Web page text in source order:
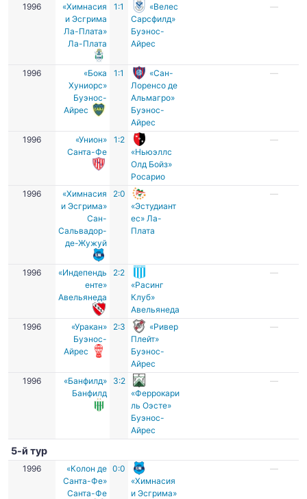
1996
«Химнасия
и Эсгрима
Ла-Плата»
Ла-Плата
1:1
«Велес
Сарсфилд»
Буэнос-
Айрес
—
1996
«Бока
Хуниорс»
Буэнос-
Айрес
1:1
«Сан-
Лоренсо де
Альмагро»
Буэнос-
Айрес
—
1996
«Унион»
Санта-Фе
1:2
«Ньюэллс
Олд Бойз»
Росарио
—
1996
«Химнасия
и Эсгрима»
Сан-
Сальвадор-
де-Жужуй
2:0
«Эстудиант
ес» Ла-
Плата
—
1996
«Индепендь
енте»
Авельянеда
2:2
«Расинг
Клуб»
Авельянеда
—
1996
«Уракан»
Буэнос-
Айрес
2:3
«Ривер
Плейт»
Буэнос-
Айрес
—
1996
«Банфилд»
Банфилд
3:2
«Феррокари
ль Оэсте»
Буэнос-
Айрес
—
5-й тур
1996
«Колон де
Санта-Фе»
Санта-Фе
0:0
«Химнасия
и Эсгрима»
—